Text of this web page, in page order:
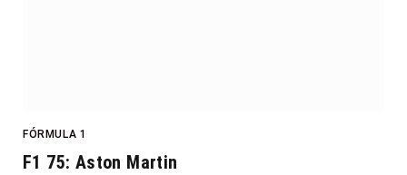
FÓRMULA 1
F1 75: Aston Martin